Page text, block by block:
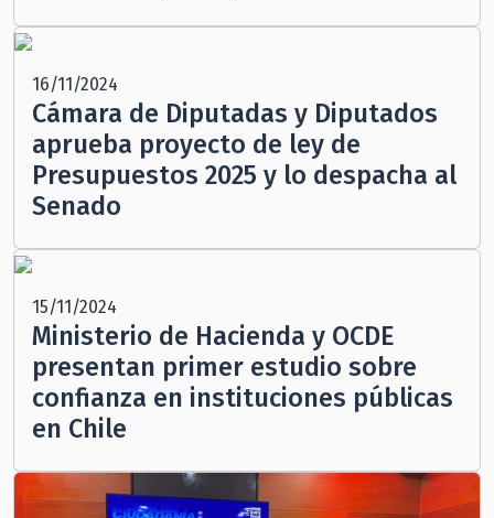
16/11/2024
Cámara de Diputadas y Diputados
aprueba proyecto de ley de
Presupuestos 2025 y lo despacha al
Senado
15/11/2024
Ministerio de Hacienda y OCDE
presentan primer estudio sobre
confianza en instituciones públicas
en Chile